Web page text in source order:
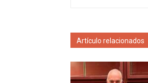
Artículo relacionados